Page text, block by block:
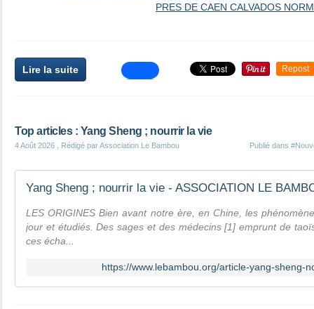
PRES DE CAEN CALVADOS
Lire la suite Repost
Top articles : Yang Sheng ; nourrir la vie
4 Août 2026 , Rédigé par Association Le Bambou Publié dans
LES ORIGINES Bien avant notre ère, en Chine, les
jour et étudiés. Des sages et des médecins [1] emprunt de
ces écha...
https://www.lebambou.org/article-yang-sheng-